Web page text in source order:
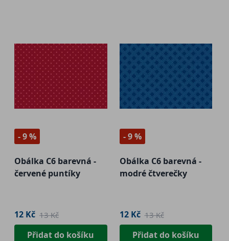
- 9 %
Obálka C6 barevná -
červené puntíky
12 Kč 13 Kč
Přidat do košíku
- 9 %
Obálka C6 barevná -
modré čtverečky
12 Kč 13 Kč
Přidat do košíku